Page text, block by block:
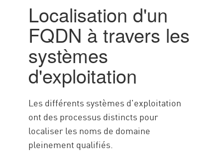
Localisation d'un
FQDN à travers les
systèmes
d'exploitation
Les différents systèmes d'exploitation
ont des processus distincts pour
localiser les noms de domaine
pleinement qualifiés.